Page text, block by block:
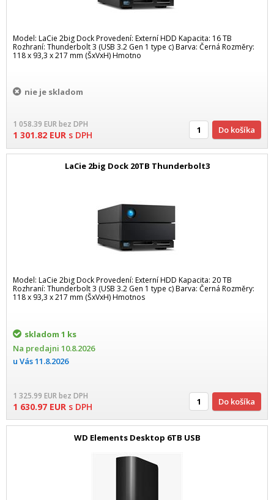
Model: LaCie 2big Dock Provedení: Externí HDD Kapacita: 16 TB
Rozhraní: Thunderbolt 3 (USB 3.2 Gen 1 type c) Barva: Černá Rozměry:
118 x 93,3 x 217 mm (ŠxVxH) Hmotno
nie je skladom
1 058.39 EURbez DPH
1 301.82 EUR s DPH Do košíka
LaCie 2big Dock 20TB Thunderbolt3
Model: LaCie 2big Dock Provedení: Externí HDD Kapacita: 20 TB
Rozhraní: Thunderbolt 3 (USB 3.2 Gen 1 type c) Barva: Černá Rozměry:
118 x 93,3 x 217 mm (ŠxVxH) Hmotnos
skladom 1 ks
Na predajni 10.8.2026
u Vás11.8.2026
1 325.99 EURbez DPH
1 630.97 EUR s DPH Do košíka
WD Elements Desktop 6TB USB